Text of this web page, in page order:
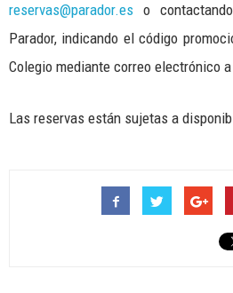
reservas@parador.es o
Parador, indicando el código
Colegio mediante correo electrónico a
Las reservas están sujetas a